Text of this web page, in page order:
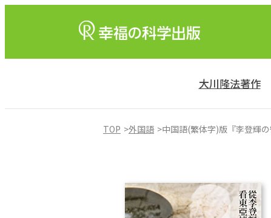
大川隆法著作
TOP 外国語 中国語(繁体字)版『李登輝